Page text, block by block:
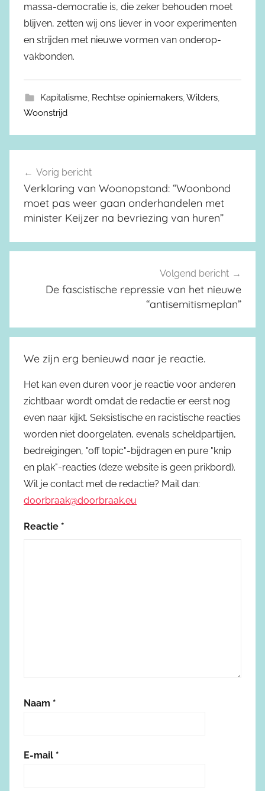
massa-democratie is, die zeker behouden moet
blijven, zetten wij ons liever in voor experimenten
en strijden met nieuwe vormen van onderop-
vakbonden.
Kapitalisme, Rechtse opiniemakers,Wilders,
Woonstrijd
Berichtnavigatie
Vorig bericht
Verklaring van Woonopstand: “Woonbond
moet pas weer gaan onderhandelen met
minister Keijzer na bevriezing van huren”
Volgend bericht
De fascistische repressie van het nieuwe
“antisemitismeplan”
We zijn erg benieuwd naar je reactie.
Het kan even duren voor je reactie voor anderen
zichtbaar wordt omdat de redactie er eerst nog
even naar kijkt. Seksistische en racistische reacties
worden niet doorgelaten, evenals scheldpartijen,
bedreigingen, "off topic"-bijdragen en pure "knip
en plak"-reacties (deze website is geen prikbord).
Wil je contact met de redactie? Mail dan:
doorbraak@doorbraak.eu
Reactie *
Naam *
E-mail *